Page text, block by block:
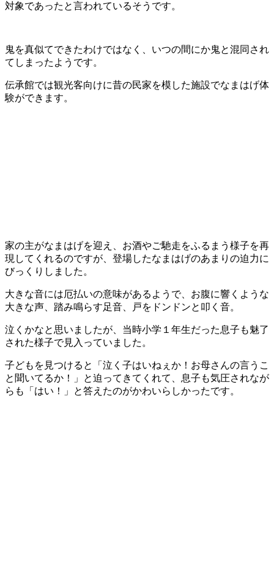
対象であったと言われているそうです。
鬼を真似てできたわけではなく、いつの間にか鬼と混同され
てしまったようです。
伝承館では観光客向けに昔の民家を模した施設でなまはげ体
験ができます。
家の主がなまはげを迎え、お酒やご馳走をふるまう様子を再
現してくれるのですが、登場したなまはげのあまりの迫力に
びっくりしました。
大きな音には厄払いの意味があるようで、お腹に響くような
大きな声、踏み鳴らす足音、戸をドンドンと叩く音。
泣くかなと思いましたが、当時小学１年生だった息子も魅了
された様子で見入っていました。
子どもを見つけると「泣く子はいねぇか！お母さんの言うこ
と聞いてるか！」と迫ってきてくれて、息子も気圧されなが
らも「はい！」と答えたのがかわいらしかったです。